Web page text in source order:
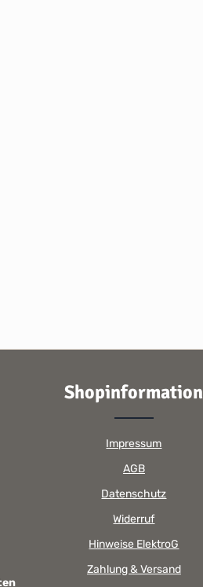
Shopinformation
Impressum
AGB
Datenschutz
Widerruf
Hinweise ElektroG
Zahlung & Versand